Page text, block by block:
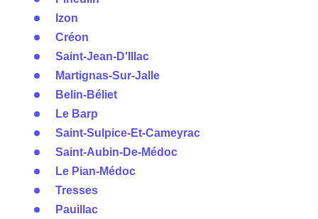
Izon
Créon
Saint-Jean-D'Illac
Martignas-Sur-Jalle
Belin-Béliet
Le Barp
Saint-Sulpice-Et-Cameyrac
Saint-Aubin-De-Médoc
Le Pian-Médoc
Tresses
Pauillac